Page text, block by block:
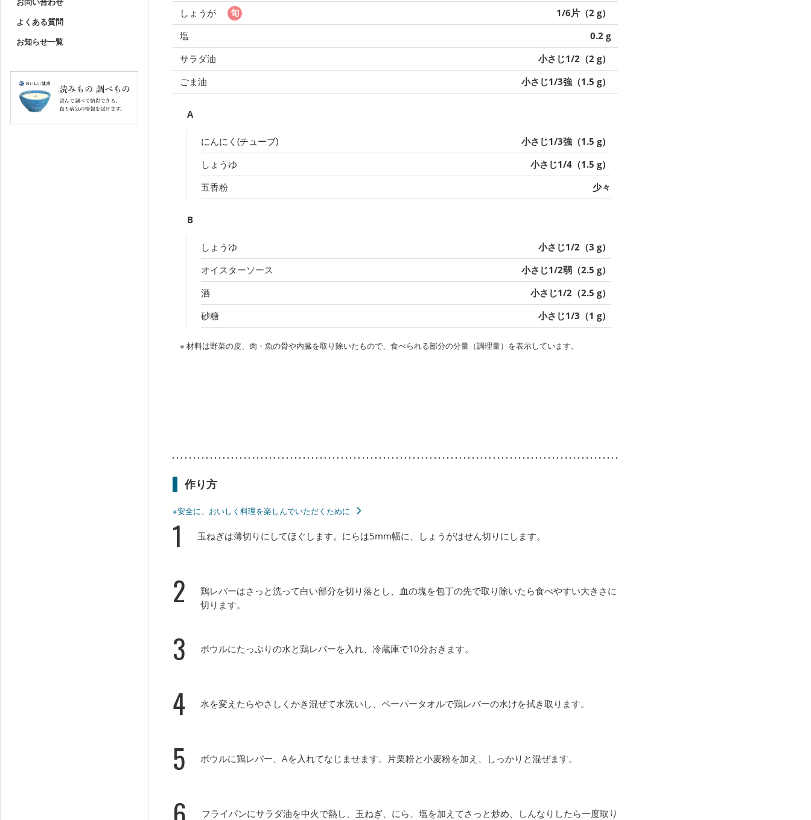
よくある質問
お知らせ一覧
しょうが
1/6片（2 g）
塩
0.2 g
サラダ油
小さじ1/2（2 g）
ごま油
小さじ1/3強（1.5 g）
A
にんにく(チューブ)
小さじ1/3強（1.5 g）
しょうゆ
小さじ1/4（1.5 g）
五香粉
少々
B
しょうゆ
小さじ1/2（3 g）
オイスターソース
小さじ1/2弱（2.5 g）
酒
小さじ1/2（2.5 g）
砂糖
小さじ1/3（1 g）
※ 材料は野菜の皮、肉・魚の骨や内臓を取り除いたもので、食べられる部分の分量（調理量）を表示しています。
作り方
※安全に、おいしく料理を楽しんでいただくために
1 玉ねぎは薄切りにしてほぐします。にらは5mm幅に、しょうがはせん切りにします。
2
鶏レバーはさっと洗って白い部分を切り落とし、血の塊を包丁の先で取り除いたら食べやすい大きさに
切ります。
3 ボウルにたっぷりの水と鶏レバーを入れ、冷蔵庫で10分おきます。
4 水を変えたらやさしくかき混ぜて水洗いし、ペーパータオルで鶏レバーの水けを拭き取ります。
5 ボウルに鶏レバー、Aを入れてなじませます。片栗粉と小麦粉を加え、しっかりと混ぜます。
フライパンにサラダ油を中火で熱し、玉ねぎ、にら、塩を加えてさっと炒め、しんなりしたら一度取り